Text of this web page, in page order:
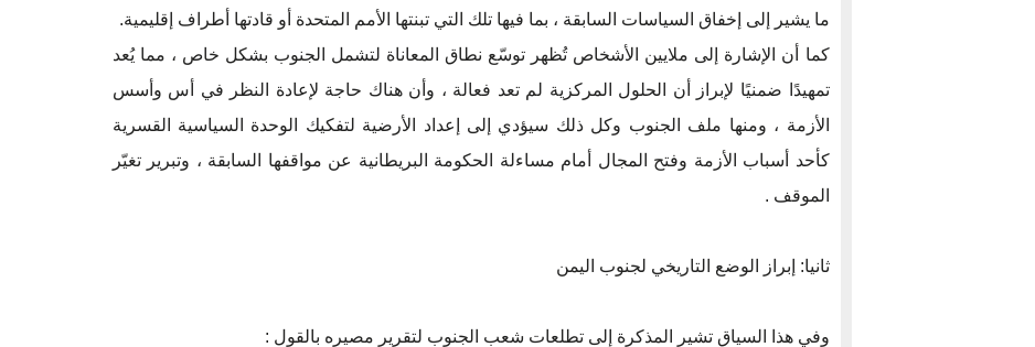
ما يشير إلى إخفاق السياسات السابقة ، بما فيها تلك التي تبنتها الأمم المتحدة أو قادتها أطراف إقليمية.
كما أن الإشارة إلى ملايين الأشخاص تُظهر توسّع نطاق المعاناة لتشمل الجنوب بشكل خاص ، مما يُعد
تمهيدًا ضمنيًا لإبراز أن الحلول المركزية لم تعد فعالة ، وأن هناك حاجة لإعادة النظر في أس وأسس
الأزمة ، ومنها ملف الجنوب وكل ذلك سيؤدي إلى إعداد الأرضية لتفكيك الوحدة السياسية القسرية
كأحد أسباب الأزمة وفتح المجال أمام مساءلة الحكومة البريطانية عن مواقفها السابقة ، وتبرير تغيّر
الموقف .
ثانيا: إبراز الوضع التاريخي لجنوب اليمن
وفي هذا السياق تشير المذكرة إلى تطلعات شعب الجنوب لتقرير مصيره بالقول :